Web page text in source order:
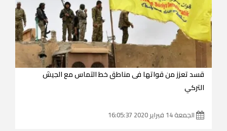
قسد تعزز من قواتها فى مناطق خط التماس مع الجيش
التركي
الجمعة 14 فبراير 2020 16:05:37